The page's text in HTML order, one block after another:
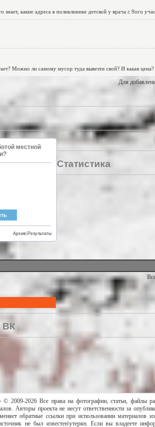
Для
местной
Результаты
Архив
Статистика
ВК
2009-2026 Все права на фотографии, статьи, файлы
Авторы проекта не несут ответственности за
обратные ссылки при использовании
не был известен\утерян. Если вы владеете